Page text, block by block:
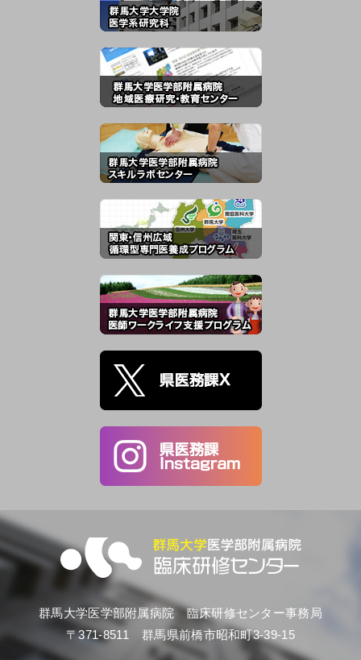
群馬大学医学部附属病院 臨床研修センター事務局
〒371-8511 群馬県前橋市昭和町3-39-15